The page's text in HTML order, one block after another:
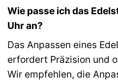
Wie passe ich das
Uhr an?
Das Anpassen eines
erfordert Präzision und
Wir empfehlen, die